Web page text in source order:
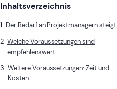
Inhaltsverzeichnis
Der Bedarf an Projektmanagern steigt
Welche Voraussetzungen sind
empfehlenswert
Weitere Voraussetzungen: Zeit und
Kosten